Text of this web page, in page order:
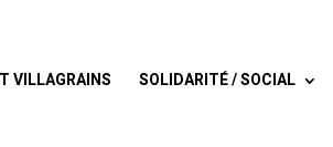
SOLIDARITÉ / SOCIAL